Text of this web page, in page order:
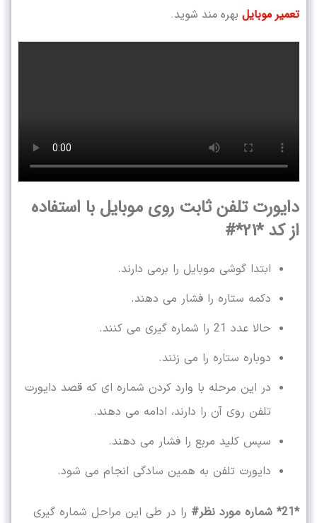
تعمیر موبایل بهره مند شوید.
دایورت تلفن ثابت روی موبایل با استفاده
از کد *21*#
ابتدا گوشی موبایل را برمی دارند.
دکمه ستاره را فشار می دهند.
حالا عدد 21 را شماره گیری می کنند.
دوباره ستاره را می زنند.
در این مرحله با وارد کردن شماره ای که قصد دایورت
تلفن روی آن را دارند، ادامه می دهند.
سپس کلید مربع را فشار می دهند.
دایورت تلفن به همین سادگی انجام می شود.
*21* شماره مورد نظر#
را در طی این مراحل شماره گیری